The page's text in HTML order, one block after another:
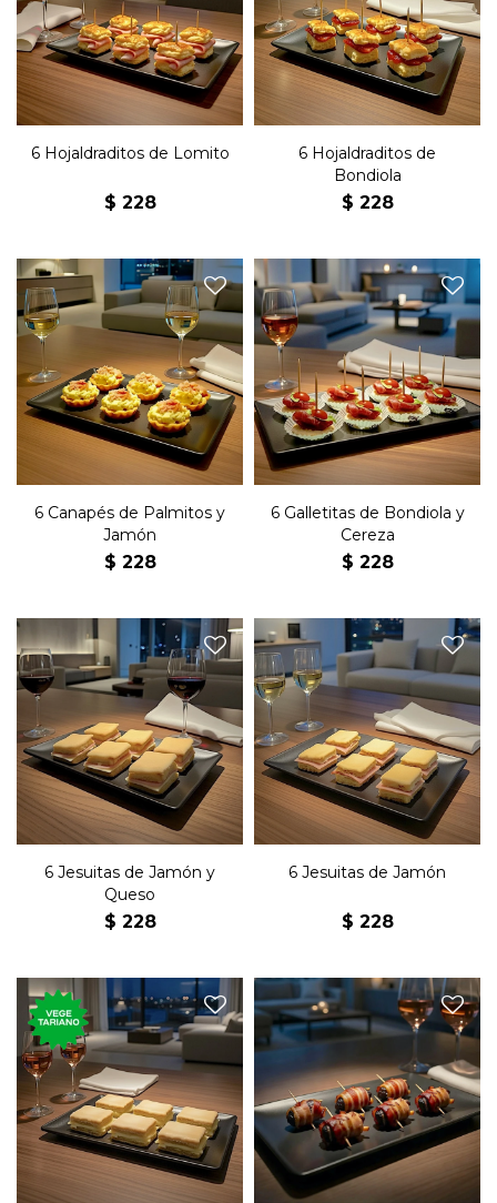
Seis emparedados de masa
hojaldrada con lomito.
6 Hojaldraditos de Lomito
$ 228
Seis emparedados de masa
hojaldrada con bondiola.
6 Hojaldraditos de
Bondiola
$ 228
Seis canastitas de masa con
palmitos y jamón.
6 Canapés de Palmitos y
Jamón
$ 228
Seis galletitas con bondiola y
cereza.
6 Galletitas de Bondiola y
Cereza
$ 228
Seis clásicos jesuitas rellenos
de jamón y queso con
manteca.
6 Jesuitas de Jamón y
Queso
$ 228
Seis clásicos jesuitas rellenos
de jamón con manteca.
6 Jesuitas de Jamón
$ 228
Seis clásicos jesuitas rellenos
de queso con manteca.
Seis arrollados de panceta
rellenos con ciruela.